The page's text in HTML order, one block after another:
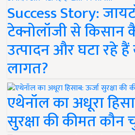
Success Story:
टेक्नोलॉजी से किसान
उत्पादन और घटा रहे
लागत?
एथेनॉल का अधूरा
सुरक्षा की कीमत कौन